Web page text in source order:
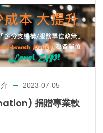
2023-07-05
捐贈專業軟